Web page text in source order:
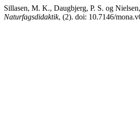
Sillasen, M. K., Daugbjerg, P. S. og
Naturfagsdidaktik, (2). doi: 10.7146/